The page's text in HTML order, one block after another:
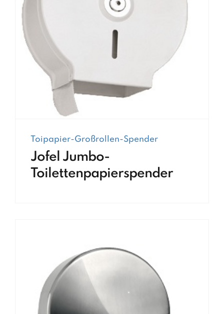
Toipapier-Großrollen-Spender
Jofel Jumbo-
Toilettenpapierspender